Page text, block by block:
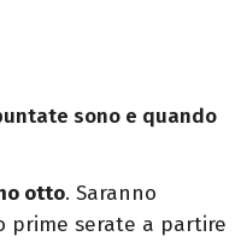
sono e quando
otto. Saranno
prime serate a partire